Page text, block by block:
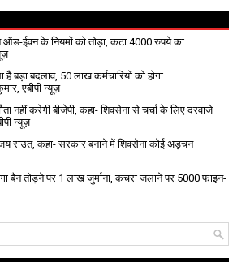
ऑड-ईवन के नियमों को तोड़ा, कटा 4000 रुपये का
बड़ा बदलाव, 50 लाख कर्मचारियों को होगा
एबीपी न्यूज़
नहीं करेगी बीजेपी, कहा- शिवसेना से चर्चा के लिए दरवाजे
न्यूज़
राउत, कहा- सरकार बनाने में शिवसेना कोई अड़चन
बैन तोड़ने पर 1 लाख जुर्माना, कचरा जलाने पर ₹5000 फाइन-